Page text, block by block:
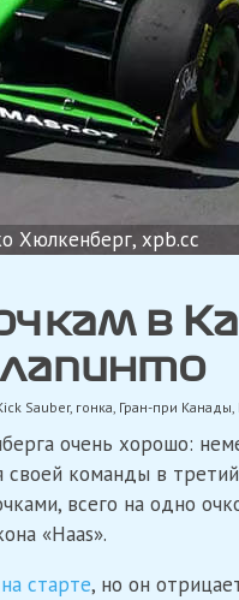
Хюлкенберг, xpb.cc
в
Sauber, гонка, Гран-при Канады,
очень хорошо:
команды в
всего на одно
«Haas».
старте, но он